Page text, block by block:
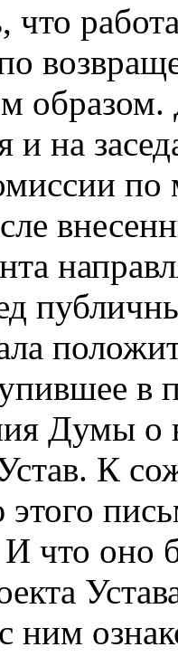
что
образом.
и на
в
Думы о
К
И что
ним